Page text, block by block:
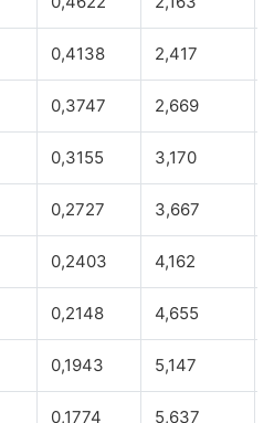
0,4138 2,417
0,3747 2,669
0,3155 3,170
0,2727 3,667
0,2403 4,162
0,2148 4,655
0,1943 5,147
0,1774 5,637